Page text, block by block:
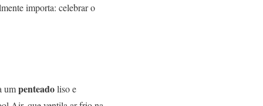
importa: celebrar o
umpenteadoliso e